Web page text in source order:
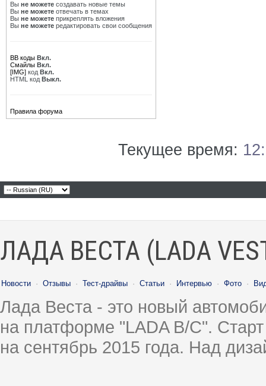
Вы не можете создавать новые темы
Вы не можете отвечать в темах
Вы не можете прикреплять вложения
Вы не можете редактировать свои сообщения
BB коды Вкл.
Смайлы Вкл.
[IMG] код Вкл.
HTML код Выкл.
Правила форума
Текущее время:
ЛАДА ВЕСТА (LADA
Новости · Отзывы · Тест-драйвы · Статьи · Интервью · Фото ·
Лада Веста - это новый
на платформе "LADA B/C".
на сентябрь 2015 года. Над